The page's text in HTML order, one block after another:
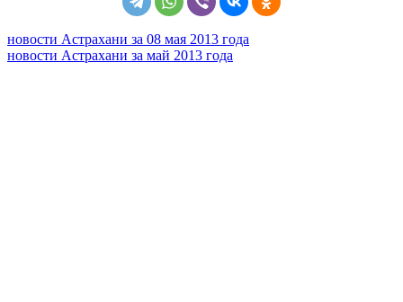
новости Астрахани за 08 мая 2013 года
новости Астрахани за май 2013 года